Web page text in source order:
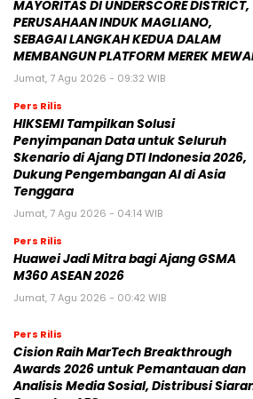
MAYORITAS DI UNDERSCORE DISTRICT,
PERUSAHAAN INDUK MAGLIANO,
SEBAGAI LANGKAH KEDUA DALAM
MEMBANGUN PLATFORM MEREK
Jumat, 7 Agu 2026 - 09:32 WIB
Pers Rilis
HIKSEMI Tampilkan Solusi
Penyimpanan Data untuk Seluruh
Skenario di Ajang DTI Indonesia 2026,
Dukung Pengembangan AI di Asia
Tenggara
Jumat, 7 Agu 2026 - 04:14 WIB
Pers Rilis
Huawei Jadi Mitra bagi Ajang GSMA
M360 ASEAN 2026
Jumat, 7 Agu 2026 - 00:42 WIB
Pers Rilis
Cision Raih MarTech Breakthrough
Awards 2026 untuk Pemantauan dan
Analisis Media Sosial, Distribusi